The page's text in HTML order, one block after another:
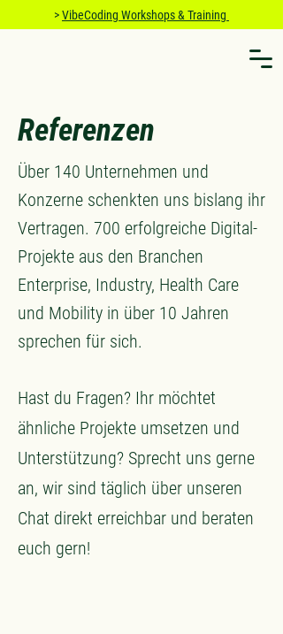
>VibeCoding Workshops & Training
Referenzen
Über 140 Unternehmen und
Konzerne schenkten uns bislang ihr
Vertragen. 700 erfolgreiche Digital-
Projekte aus den Branchen
Enterprise, Industry, Health Care
und Mobility in über 10 Jahren
sprechen für sich.
Hast du Fragen? Ihr möchtet
ähnliche Projekte umsetzen und
Unterstützung? Sprecht uns gerne
an, wir sind täglich über unseren
Chat direkt erreichbar und beraten
euch gern!